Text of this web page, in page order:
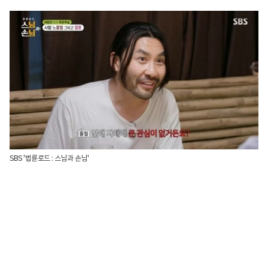
SBS '법륜로드 : 스님과 손님'